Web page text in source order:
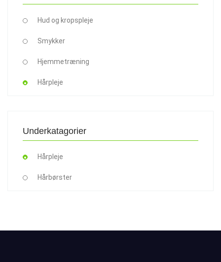
Hud og kropspleje
Smykker
Hjemmetræning
Hårpleje
Underkatagorier
Hårpleje
Hårbørster